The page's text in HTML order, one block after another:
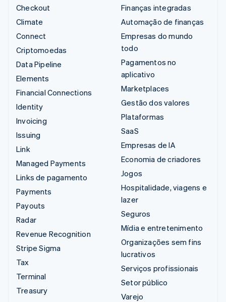
Checkout
Climate
Connect
Criptomoedas
Data Pipeline
Elements
Financial Connections
Identity
Invoicing
Issuing
Link
Managed Payments
Links de pagamento
Payments
Payouts
Radar
Revenue Recognition
Stripe Sigma
Tax
Terminal
Treasury
Finanças integradas
Automação de finanças
Empresas do mundo
todo
Pagamentos no
aplicativo
Marketplaces
Gestão dos valores
Plataformas
SaaS
Empresas de IA
Economia de criadores
Jogos
Hospitalidade, viagens e
lazer
Seguros
Mídia e entretenimento
Organizações sem fins
lucrativos
Serviços profissionais
Setor público
Varejo